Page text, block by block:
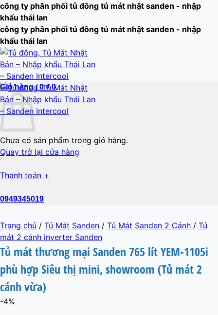
Bỏ
qua
nội
dung
công ty phân phối tủ đông tủ mát nhật sanden - nhập
khẩu thái lan
công ty phân phối tủ đông tủ mát nhật sanden - nhập
khẩu thái lan
Giỏ hàng /0₫ 0
Chưa có sản phẩm trong giỏ hàng.
Quay trở lại cửa hàng
Thanh toán +
0949345019
Trang chủ / Tủ Mát Sanden / Tủ Mát Sanden 2 Cánh / Tủ
mát 2 cánh inverter Sanden
Tủ mát thương mại Sanden 765 lít YEM-1105i
phù hợp Siêu thị mini, showroom (Tủ mát 2
cánh vừa)
-4%